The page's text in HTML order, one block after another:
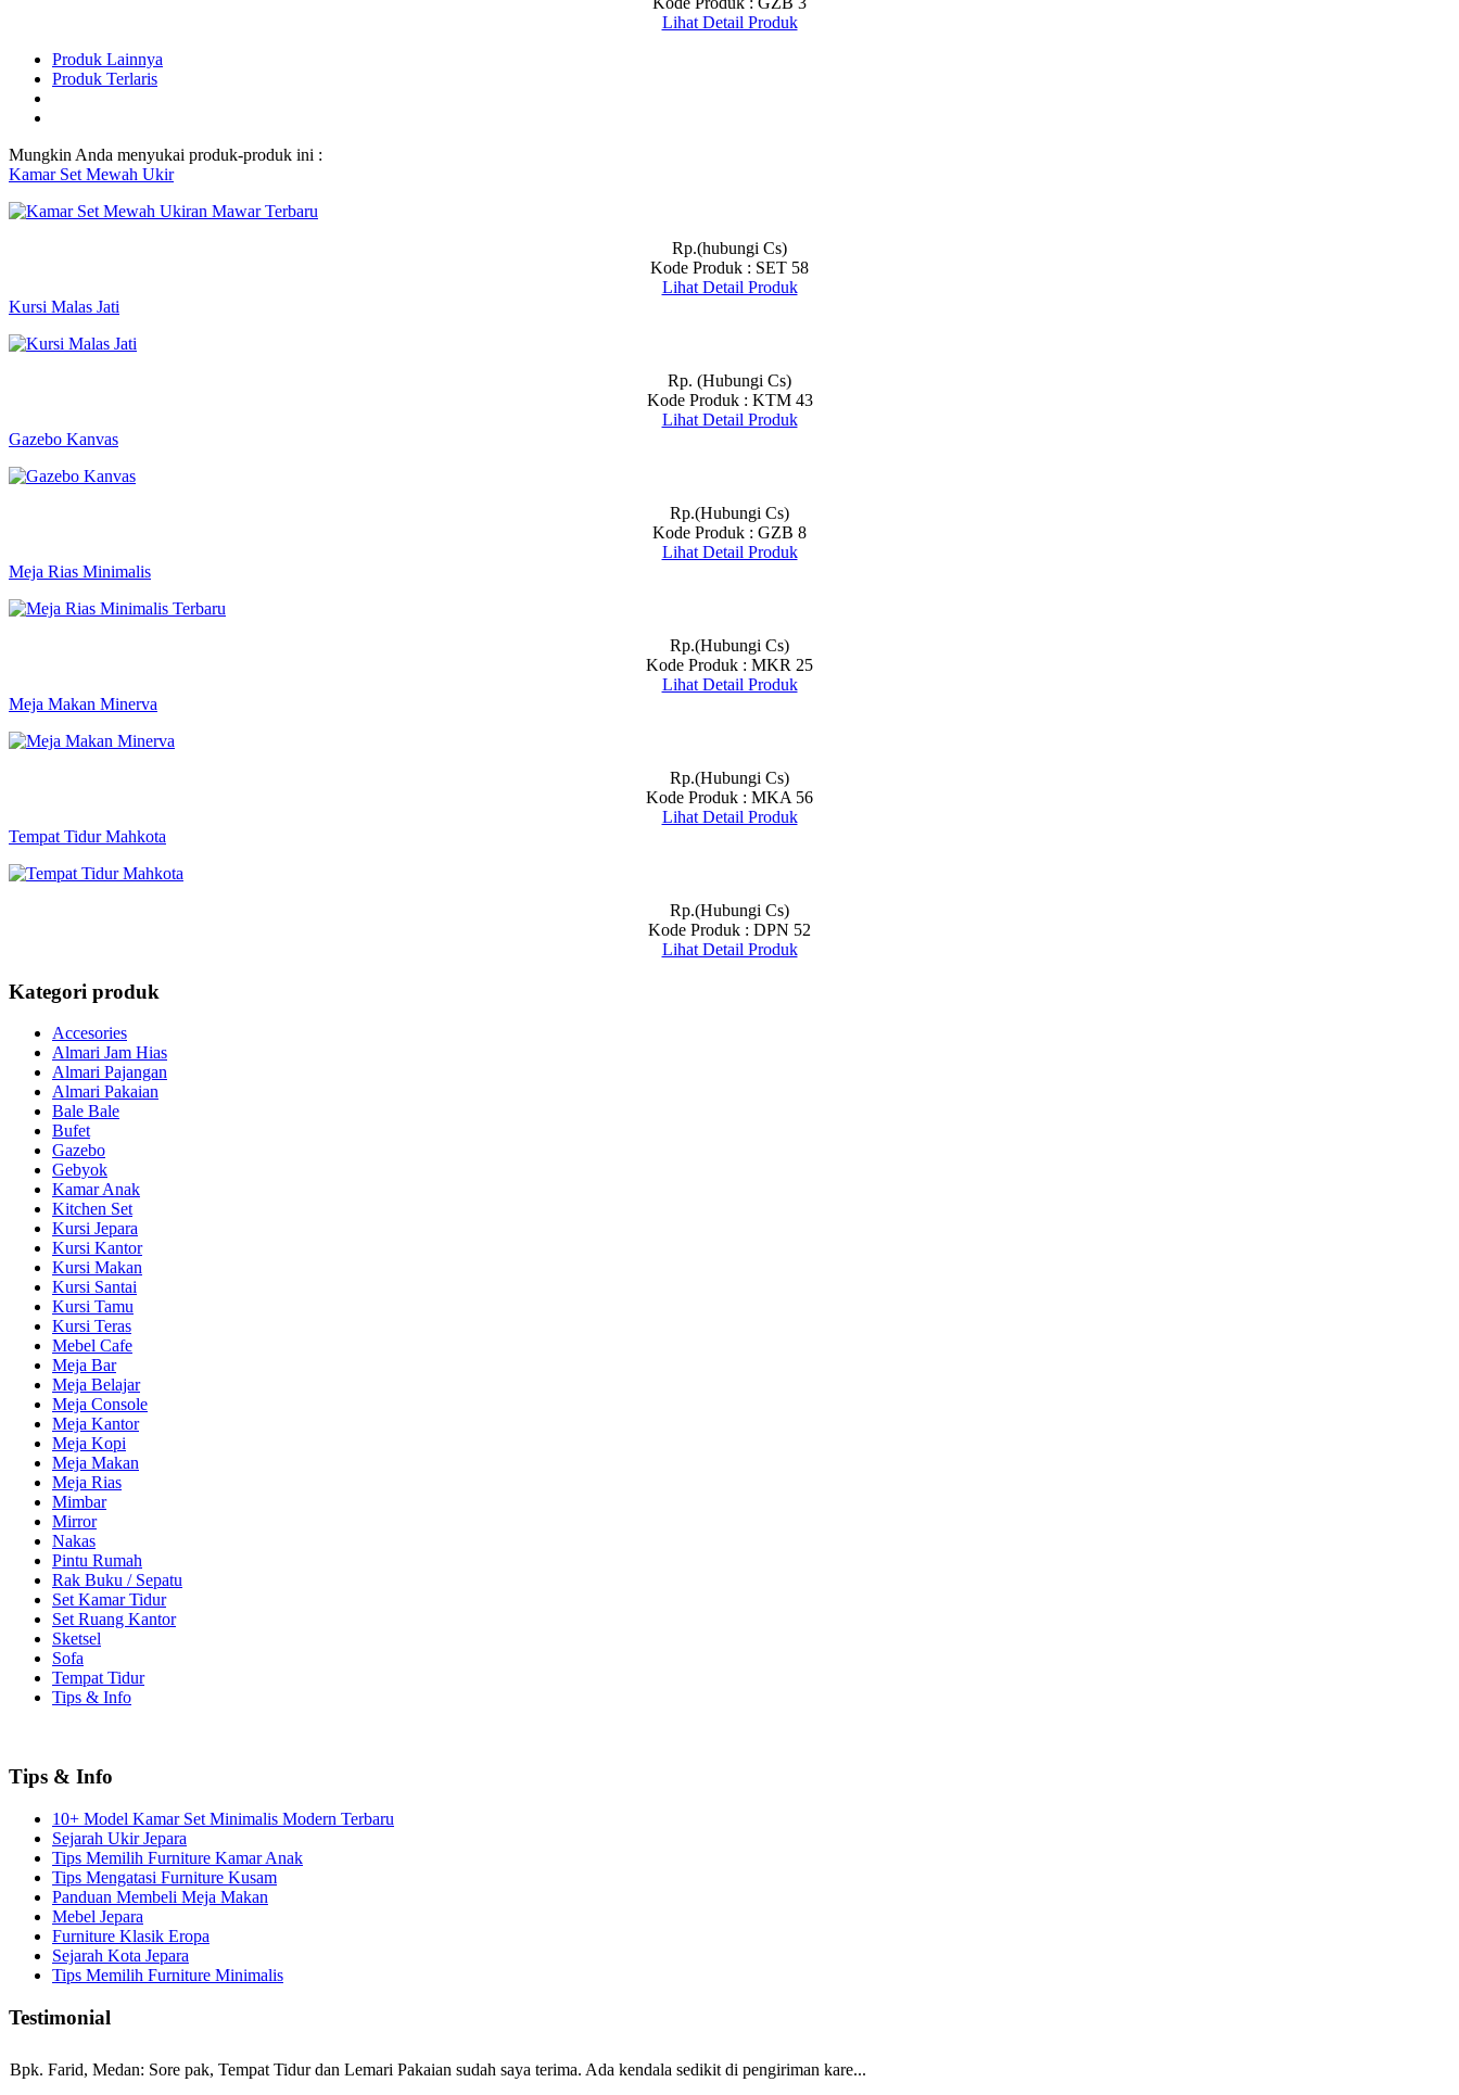
Lihat Detail Produk
Produk Lainnya
Produk Terlaris
Mungkin Anda menyukai produk-produk ini :
Kamar Set Mewah Ukir
Rp.(hubungi Cs)
Kode Produk : SET 58
Lihat Detail Produk
Kursi Malas Jati
Rp. (Hubungi Cs)
Kode Produk : KTM 43
Lihat Detail Produk
Gazebo Kanvas
Rp.(Hubungi Cs)
Kode Produk : GZB 8
Lihat Detail Produk
Meja Rias Minimalis
Rp.(Hubungi Cs)
Kode Produk : MKR 25
Lihat Detail Produk
Meja Makan Minerva
Rp.(Hubungi Cs)
Kode Produk : MKA 56
Lihat Detail Produk
Tempat Tidur Mahkota
Rp.(Hubungi Cs)
Kode Produk : DPN 52
Lihat Detail Produk
Kategori produk
Accesories
Almari Jam Hias
Almari Pajangan
Almari Pakaian
Bale Bale
Bufet
Gazebo
Gebyok
Kamar Anak
Kitchen Set
Kursi Jepara
Kursi Kantor
Kursi Makan
Kursi Santai
Kursi Tamu
Kursi Teras
Mebel Cafe
Meja Bar
Meja Belajar
Meja Console
Meja Kantor
Meja Kopi
Meja Makan
Meja Rias
Mimbar
Mirror
Nakas
Pintu Rumah
Rak Buku / Sepatu
Set Kamar Tidur
Set Ruang Kantor
Sketsel
Sofa
Tempat Tidur
Tips & Info
Tips & Info
10+ Model Kamar Set Minimalis Modern Terbaru
Sejarah Ukir Jepara
Tips Memilih Furniture Kamar Anak
Tips Mengatasi Furniture Kusam
Panduan Membeli Meja Makan
Mebel Jepara
Furniture Klasik Eropa
Sejarah Kota Jepara
Tips Memilih Furniture Minimalis
Testimonial
Bpk. Farid, Medan: Sore pak, Tempat Tidur dan Lemari Pakaian sudah saya terima. Ada kendala sedikit di pengiriman kare...